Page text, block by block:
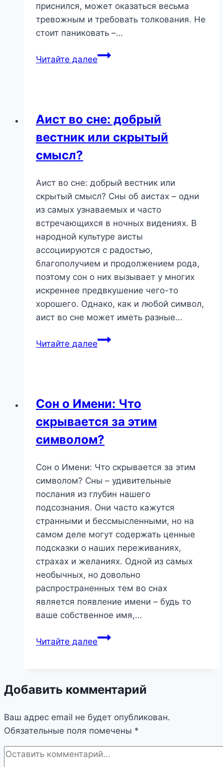
приснился, может оказаться весьма
тревожным и требовать толкования. Не
стоит паниковать –…
Читайте далееПеребьет
странный
образ
Аист во сне: добрый
вестник или скрытый
смысл?
Аист во сне: добрый вестник или
скрытый смысл? Сны об аистах – одни
из самых узнаваемых и часто
встречающихся в ночных видениях. В
народной культуре аисты
ассоциируются с радостью,
благополучием и продолжением рода,
поэтому сон о них вызывает у многих
искреннее предвкушение чего-то
хорошего. Однако, как и любой символ,
аист во сне может иметь разные…
Читайте далееАист
или
скрытый
смысл?
Сон о Имени: Что
скрывается за этим
символом?
Сон о Имени: Что скрывается за этим
символом? Сны – удивительные
послания из глубин нашего
подсознания. Они часто кажутся
странными и бессмысленными, но на
самом деле могут содержать ценные
подсказки о наших переживаниях,
страхах и желаниях. Одной из самых
необычных, но довольно
распространенных тем во снах
является появление имени – будь то
ваше собственное имя,…
Читайте далееСон
скрывается
этим
символом?
Добавить комментарий
Ваш адрес email не будет опубликован.
Обязательные поля помечены *